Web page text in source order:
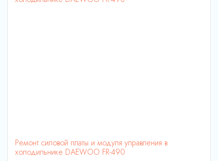
Ремонт силовой платы и модуля управления в
холодильнике DAEWOO FR-490